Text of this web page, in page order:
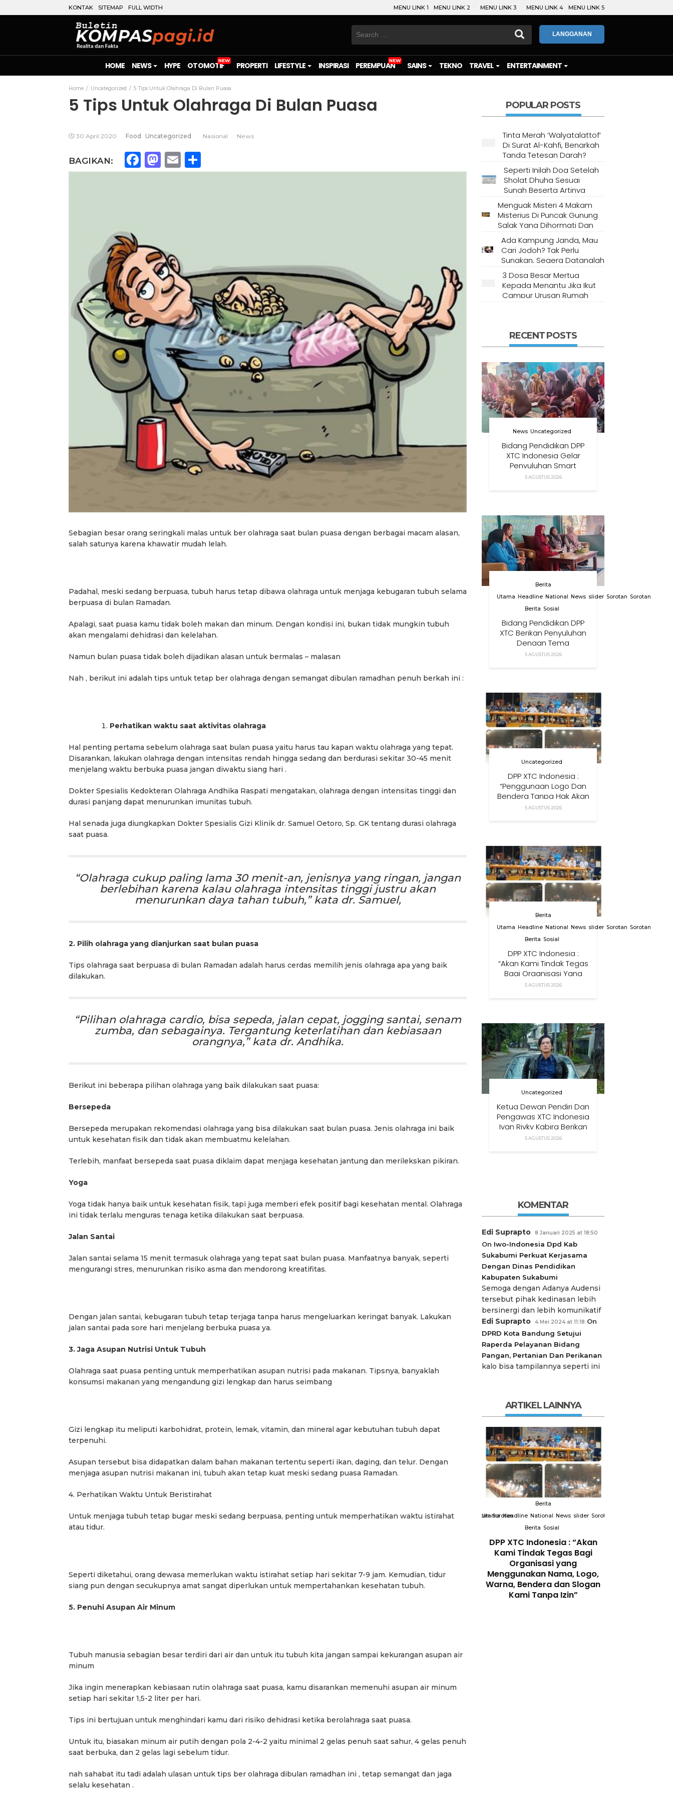
KONTAK SITEMAP FULL WIDTH MENU LINK 1 MENU LINK 2 MENU LINK 3 MENU LINK 4 MENU LINK 5
Search
LANGGANAN
HOME NEWS HYPE OTOMOTIF PROPERTI LIFESTYLE INSPIRASI PEREMPUAN SAINS TEKNO TRAVEL ENTERTAINMENT
Home Uncategorized 5 Tips Untuk Olahraga Di Bulan Puasa
5 Tips Untuk Olahraga Di Bulan Puasa
30 April 2020 Food Uncategorized Nasional News
BAGIKAN: Facebook
Mastodon
Email
Sebagian besar orang seringkali malas untuk ber olahraga saat bulan puasa dengan berbagai macam alasan,
salah satunya karena khawatir mudah lelah.
Padahal, meski sedang berpuasa, tubuh harus tetap dibawa olahraga untuk menjaga kebugaran tubuh selama
berpuasa di bulan Ramadan.
Apalagi, saat puasa kamu tidak boleh makan dan minum. Dengan kondisi ini, bukan tidak mungkin tubuh
akan mengalami dehidrasi dan kelelahan.
Namun bulan puasa tidak boleh dijadikan alasan untuk bermalas – malasan
Nah , berikut ini adalah tips untuk tetap ber olahraga dengan semangat dibulan ramadhan penuh berkah ini :
Perhatikan waktu saat aktivitas olahraga
Hal penting pertama sebelum olahraga saat bulan puasa yaitu harus tau kapan waktu olahraga yang tepat.
Disarankan, lakukan olahraga dengan intensitas rendah hingga sedang dan berdurasi sekitar 30-45 menit
menjelang waktu berbuka puasa jangan diwaktu siang hari .
Dokter Spesialis Kedokteran Olahraga Andhika Raspati mengatakan, olahraga dengan intensitas tinggi dan
durasi panjang dapat menurunkan imunitas tubuh.
Hal senada juga diungkapkan Dokter Spesialis Gizi Klinik dr. Samuel Oetoro, Sp. GK tentang durasi olahraga
saat puasa.
“Olahraga cukup paling lama 30 menit-an, jenisnya yang ringan, jangan
berlebihan karena kalau olahraga intensitas tinggi justru akan
menurunkan daya tahan tubuh,” kata dr. Samuel,
2. Pilih olahraga yang dianjurkan saat bulan puasa
Tips olahraga saat berpuasa di bulan Ramadan adalah harus cerdas memilih jenis olahraga apa yang baik
dilakukan.
“Pilihan olahraga cardio, bisa sepeda, jalan cepat, jogging santai, senam
zumba, dan sebagainya. Tergantung keterlatihan dan kebiasaan
orangnya,” kata dr. Andhika.
Berikut ini beberapa pilihan olahraga yang baik dilakukan saat puasa:
Bersepeda
Bersepeda merupakan rekomendasi olahraga yang bisa dilakukan saat bulan puasa. Jenis olahraga ini baik
untuk kesehatan fisik dan tidak akan membuatmu kelelahan.
Terlebih, manfaat bersepeda saat puasa diklaim dapat menjaga kesehatan jantung dan merilekskan pikiran.
Yoga
Yoga tidak hanya baik untuk kesehatan fisik, tapi juga memberi efek positif bagi kesehatan mental. Olahraga
ini tidak terlalu menguras tenaga ketika dilakukan saat berpuasa.
Jalan Santai
Jalan santai selama 15 menit termasuk olahraga yang tepat saat bulan puasa. Manfaatnya banyak, seperti
mengurangi stres, menurunkan risiko asma dan mendorong kreatifitas.
Dengan jalan santai, kebugaran tubuh tetap terjaga tanpa harus mengeluarkan keringat banyak. Lakukan
jalan santai pada sore hari menjelang berbuka puasa ya.
3. Jaga Asupan Nutrisi Untuk Tubuh
Olahraga saat puasa penting untuk memperhatikan asupan nutrisi pada makanan. Tipsnya, banyaklah
konsumsi makanan yang mengandung gizi lengkap dan harus seimbang
Gizi lengkap itu meliputi karbohidrat, protein, lemak, vitamin, dan mineral agar kebutuhan tubuh dapat
terpenuhi.
Asupan tersebut bisa didapatkan dalam bahan makanan tertentu seperti ikan, daging, dan telur. Dengan
menjaga asupan nutrisi makanan ini, tubuh akan tetap kuat meski sedang puasa Ramadan.
4. Perhatikan Waktu Untuk Beristirahat
Untuk menjaga tubuh tetap bugar meski sedang berpuasa, penting untuk memperhatikan waktu istirahat
atau tidur.
Seperti diketahui, orang dewasa memerlukan waktu istirahat setiap hari sekitar 7-9 jam. Kemudian, tidur
siang pun dengan secukupnya amat sangat diperlukan untuk mempertahankan kesehatan tubuh.
5. Penuhi Asupan Air Minum
Tubuh manusia sebagian besar terdiri dari air dan untuk itu tubuh kita jangan sampai kekurangan asupan air
minum
Jika ingin menerapkan kebiasaan rutin olahraga saat puasa, kamu disarankan memenuhi asupan air minum
setiap hari sekitar 1,5-2 liter per hari.
Tips ini bertujuan untuk menghindari kamu dari risiko dehidrasi ketika berolahraga saat puasa.
Untuk itu, biasakan minum air putih dengan pola 2-4-2 yaitu minimal 2 gelas penuh saat sahur, 4 gelas penuh
saat berbuka, dan 2 gelas lagi sebelum tidur.
nah sahabat itu tadi adalah ulasan untuk tips ber olahraga dibulan ramadhan ini , tetap semangat dan jaga
selalu kesehatan .
POPULAR POSTS
Tinta Merah ‘Walyatalattof’
Di Surat Al-Kahfi, Benarkah
Tanda Tetesan Darah?
Seperti Inilah Doa Setelah
Sholat Dhuha Sesuai
Sunah Beserta Artinya
Menguak Misteri 4 Makam
Misterius Di Puncak Gunung
Salak Yang Dihormati Dan
Dianggap Tempat Suci Oleh
Masyarakat Setempat
Ada Kampung Janda, Mau
Cari Jodoh? Tak Perlu
Sungkan, Segera Datanglah
Ke Desa Ini
3 Dosa Besar Mertua
Kepada Menantu Jika Ikut
Campur Urusan Rumah
RECENT POSTS
News Uncategorized
Bidang Pendidikan DPP
XTC Indonesia Gelar
Penyuluhan Smart
Parenting Di Desa
5 AGUSTUS 2026
Berita
Utama
Headline National News slider Sorotan Sorotan
Berita Sosial
Bidang Pendidikan DPP
XTC Berikan Penyuluhan
Dengan Tema
Membangun Peran
5 AGUSTUS 2026
Uncategorized
DPP XTC Indonesia :
“Penggunaan Logo Dan
Bendera Tanpa Hak Akan
Ditindak”
5 AGUSTUS 2026
Berita
Utama
Headline National News slider Sorotan Sorotan
Berita Sosial
DPP XTC Indonesia :
“Akan Kami Tindak Tegas
Bagi Organisasi Yang
Menggunakan Nama,
5 AGUSTUS 2026
Uncategorized
Ketua Dewan Pendiri Dan
Pengawas XTC Indonesia
Ivan Rivky Kabira Berikan
Peryataan Sikap Terkait
5 AGUSTUS 2026
KOMENTAR
Edi Suprapto 8 Januari 2025 at 18:50
On Iwo-Indonesia Dpd Kab
Sukabumi Perkuat Kerjasama
Dengan Dinas Pendidikan
Kabupaten Sukabumi
Semoga dengan Adanya Audensi
tersebut pihak kedinasan lebih
bersinergi dan lebih komunikatif
Edi Suprapto
4 Mei 2024 at 11:18 On
DPRD Kota Bandung Setujui
Raperda Pelayanan Bidang
Pangan, Pertanian Dan Perikanan
kalo bisa tampilannya seperti ini
ARTIKEL LAINNYA
News slider Sorotan
Sorotan
Melanggar Ketentuan
Perundang-undangan”
Utama
Headline National News slider Sorotan Sorotan
Nyata Lewat Green Impact
Utama Headline National News Sorotan Sorotan
Pemkab Bandung Barat
Utama Headline National News slider Sorotan Sorotan
Orang Tua dalam Menjaga
Kesehatan Anak di Era Digital
Berita
Utama Headline National News slider Sorotan
Berita Sosial
DPP XTC Indonesia : “Akan
Kami Tindak Tegas Bagi
Organisasi yang
Menggunakan Nama, Logo,
Warna, Bendera dan Slogan
Kami Tanpa Izin”